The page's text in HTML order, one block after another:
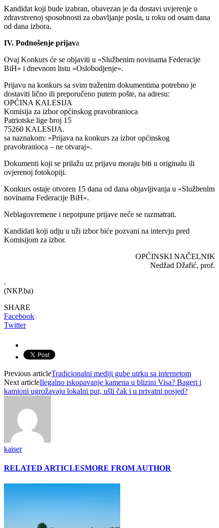
Kandidat koji bude izabran, obavezan je da dostavi uvjerenje o
zdravstvenoj sposobnosti za obavljanje posla, u roku od osam dana
od dana izbora.
IV. Podnošenje prijava
Ovaj Konkurs će se objaviti u «Službenim novinama Federacije
BiH» i dnevnom listu «Oslobodjenje».
Prijavu na konkurs sa svim traženim dokumentima potrebno je
dostaviti lično ili preporučeno putem pošte, na adresu:
OPĆINA KALESIJA
Komisija za izbor općinskog pravobranioca
Patriotske lige broj 15
75260 KALESIJA.
sa naznakom: «Prijava na konkurs za izbor općinskog
pravobranioca – ne otvaraj».
Dokumenti koji se prilažu uz prijavu moraju biti u originalu ili
ovjerenoj fotokopiji.
Konkurs ostaje otvoren 15 dana od dana objavljivanja u «Službenim
novinama Federacije BiH».
Neblagovremene i nepotpune prijave neće se razmatrati.
Kandidati koji udju u uži izbor biće pozvani na intervju pred
Komisijom za izbor.
OPĆINSKI NAČELNIK
Nedžad Džafić, prof.
.
(NKP.ba)
SHARE
Facebook
Twitter
Previous articleTradicionalni mediji gube utrku sa internetom
Next articleIlegalno iskopavanje kamena u blizini Visa? Bageri i
kamioni ugrožavaju lokalni put, ušli čak i u privatni posjed?
kaiser
RELATED ARTICLESMORE FROM AUTHOR